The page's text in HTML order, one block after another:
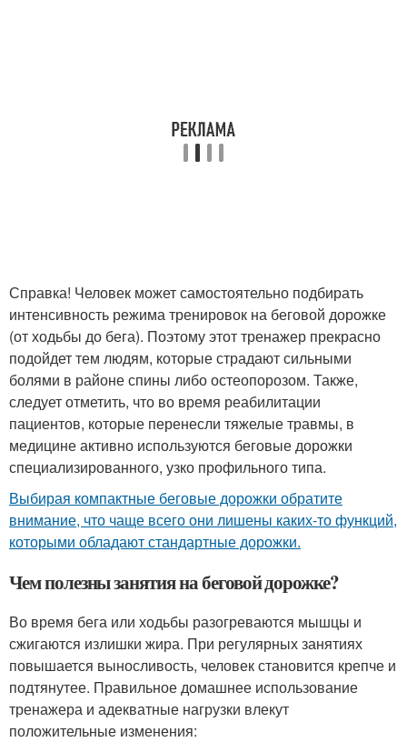
Справка! Человек может самостоятельно подбирать
интенсивность режима тренировок на беговой дорожке
(от ходьбы до бега). Поэтому этот тренажер прекрасно
подойдет тем людям, которые страдают сильными
болями в районе спины либо остеопорозом. Также,
следует отметить, что во время реабилитации
пациентов, которые перенесли тяжелые травмы, в
медицине активно используются беговые дорожки
специализированного, узко профильного типа.
Выбирая компактные беговые дорожки обратите
внимание, что чаще всего они лишены каких-то функций,
которыми обладают стандартные дорожки.
Чем полезны занятия на беговой дорожке?
Во время бега или ходьбы разогреваются мышцы и
сжигаются излишки жира. При регулярных занятиях
повышается выносливость, человек становится крепче и
подтянутее. Правильное домашнее использование
тренажера и адекватные нагрузки влекут
положительные изменения: